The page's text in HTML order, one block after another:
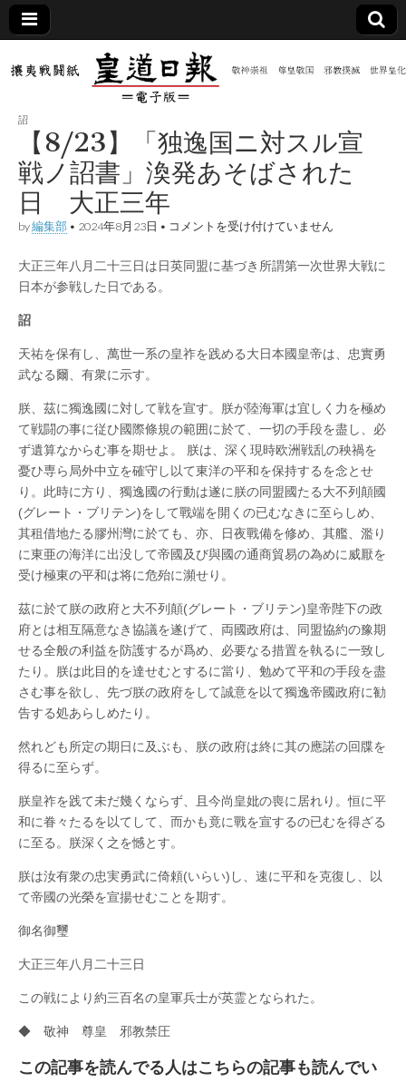
皇道
日報
（防
共新
聞）
電子
版
敬神
尊皇
｜昭
和八
年創
刊
皇道
実
践
攘夷
紙
詔
【8/23】「独逸国ニ対スル宣
戦ノ詔書」渙発あそばされた
日 大正三年
by編集部 • 2024年8月23日 • 【8/23】
国
戦
書」
渙
発
そ
ば
さ
れ
た
日
大
正
三
は
コメントを受け付けていません
大正三年八月二十三日は日英同盟に基づき所謂第一次世界大戦に
日本が参戦した日である。
詔
天祐を保有し、萬世一系の皇祚を践める大日本國皇帝は、忠實勇
武なる爾、有衆に示す。
朕、茲に獨逸國に対して戦を宣す。朕が陸海軍は宜しく力を極め
て戦闘の事に従ひ國際條規の範囲に於て、一切の手段を盡し、必
ず遺算なからむ事を期せよ。 朕は、深く現時欧洲戦乱の秧禍を
憂ひ専ら局外中立を確守し以て東洋の平和を保持するを念とせ
り。此時に方り、獨逸國の行動は遂に朕の同盟國たる大不列顛國
(グレート・ブリテン)をして戰端を開くの已むなきに至らしめ、
其租借地たる膠州灣に於ても、亦、日夜戰備を修め、其艦、濫り
に東亜の海洋に出没して帝國及び與國の通商貿易の為めに威厭を
受け極東の平和は将に危殆に瀕せり。
茲に於て朕の政府と大不列顛(グレート・ブリテン)皇帝陛下の政
府とは相互隔意なき協議を遂げて、両國政府は、同盟協約の豫期
せる全般の利益を防護するが爲め、必要なる措置を執るに一致し
たり。朕は此目的を達せむとするに當り、勉めて平和の手段を盡
さむ事を欲し、先づ朕の政府をして誠意を以て獨逸帝國政府に勧
告する処あらしめたり。
然れども所定の期日に及ぶも、朕の政府は終に其の應諾の回牒を
得るに至らず。
朕皇祚を践て未だ幾くならず、且今尚皇妣の喪に居れり。恒に平
和に眷々たるを以てして、而かも竟に戰を宣するの已むを得ざる
に至る。朕深く之を憾とす。
朕は汝有衆の忠実勇武に倚頼(いらい)し、速に平和を克復し、以
て帝國の光榮を宣揚せむことを期す。
御名御璽
大正三年八月二十三日
この戦により約三百名の皇軍兵士が英霊となられた。
◆ 敬神 尊皇 邪教禁圧
この記事を読んでる人はこちらの記事も読んでい